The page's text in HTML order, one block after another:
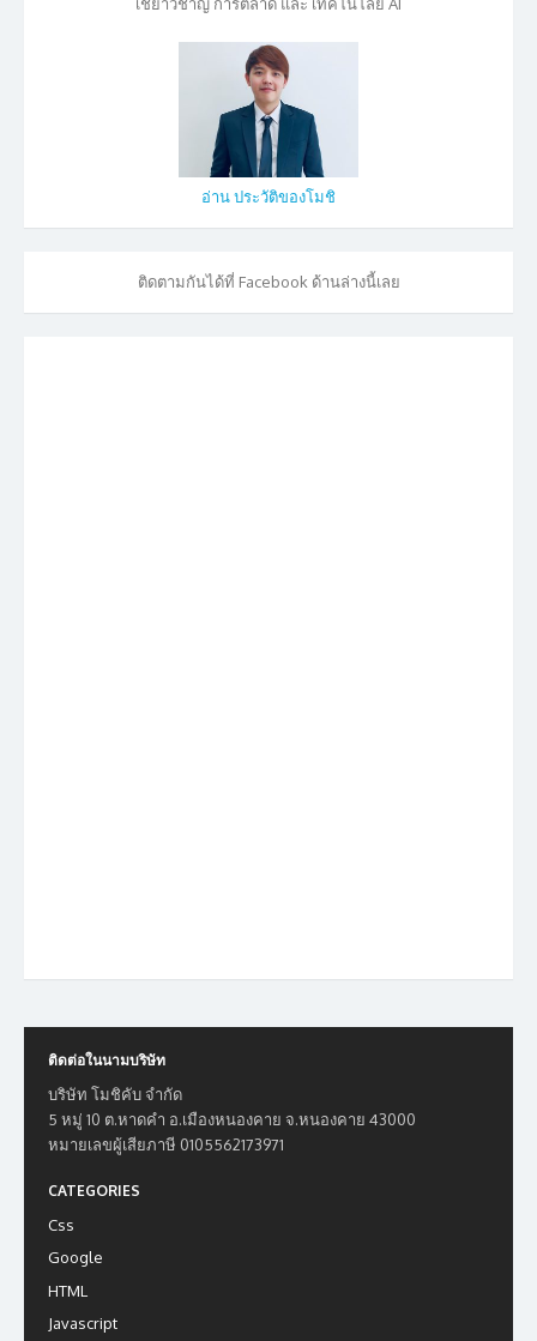
เชี่ยาวชาญ การตลาด และ เทคโนโลยี AI
อ่าน ประวัติของโมชิ
ติดตามกันได้ที่ Facebook ด้านล่างนี้เลย
ติดต่อในนามบริษัท
บริษัท โมชิคับ จำกัด
5 หมู่ 10 ต.หาดคำ อ.เมืองหนองคาย จ.หนองคาย 43000
หมายเลขผู้เสียภาษี 0105562173971
CATEGORIES
Css
Google
HTML
Javascript